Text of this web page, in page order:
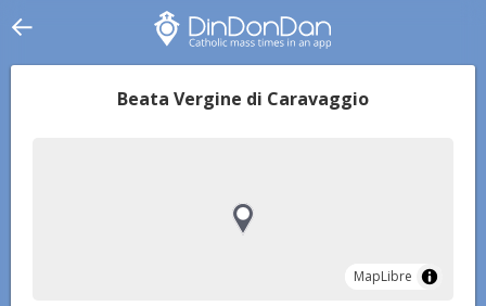
Beata Vergine di Caravaggio
MapLibre
MapLibre